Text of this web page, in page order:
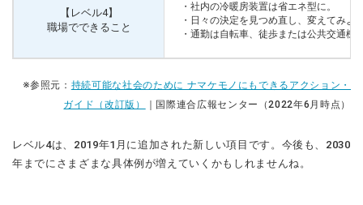
【レベル4】
職場でできること
・社内の冷暖房装置は省エネ型に。
・日々の決定を見つめ直し、変えてみよ
・通勤は自転車、徒歩または公共交通機
※参照元： 持続可能な社会のために ナマケモノにもできるアクション・
ガイド（改訂版）
｜国際連合広報センター（2022年6月時点）
レベル4は、2019年1月に追加された新しい項目です。今後も、2030
年までにさまざまな具体例が増えていくかもしれませんね。